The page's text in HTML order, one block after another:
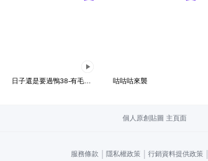
咕咕咕來襲
個人原創貼圖 主頁面
服務條款 | 隱私權政策 | 行銷資料提供政策 |